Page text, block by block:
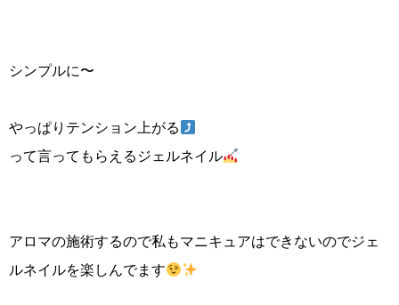
シンプルに〜
やっぱりテンション上がる
って言ってもらえるジェルネイル
アロマの施術するので私もマニキュアはできないのでジェ
ルネイルを楽しんでます